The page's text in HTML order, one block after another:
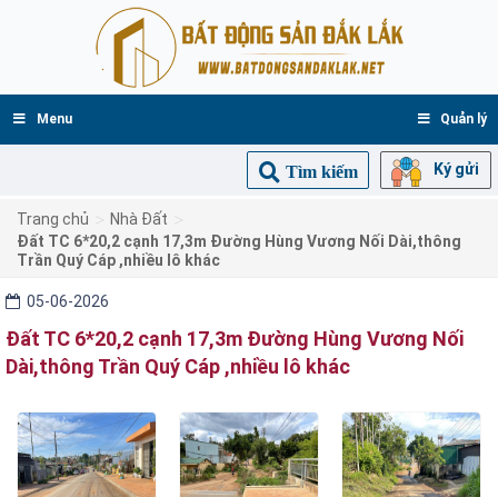
Quản lý
Menu
Ký gửi
Tìm kiếm
Trang chủ Nhà Đất
Đất TC 6*20,2 cạnh 17,3m Đường Hùng Vương Nối Dài,thông
Trần Quý Cáp ,nhiều lô khác
05-06-2026
Đất TC 6*20,2 cạnh 17,3m Đường Hùng Vương Nối
Dài,thông Trần Quý Cáp ,nhiều lô khác